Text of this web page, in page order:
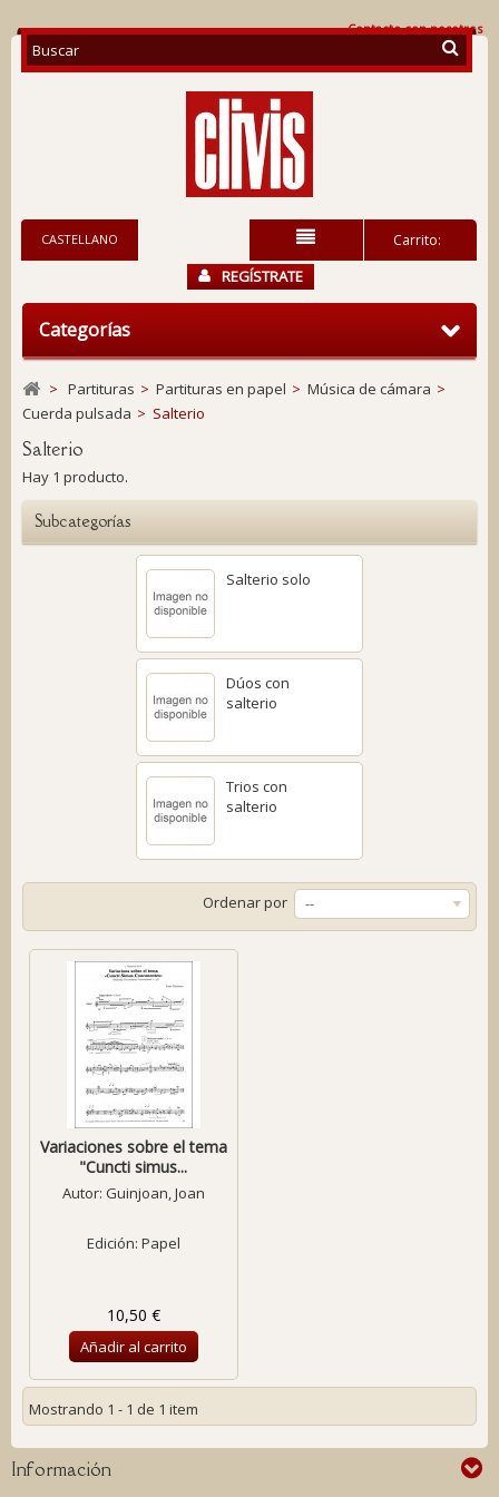
Contacte con nosotros
Carrito:
CASTELLANO
REGÍSTRATE
Categorías
> Partituras > Partituras en papel > Música de cámara >
Cuerda pulsada > Salterio
Salterio
Hay 1 producto.
Subcategorías
Salterio solo
Dúos con
salterio
Trios con
salterio
Ordenar por --
Variaciones sobre el tema
"Cuncti simus...
Autor: Guinjoan, Joan
Edición: Papel
10,50 €
Añadir al carrito
Mostrando 1 - 1 de 1 item
Información